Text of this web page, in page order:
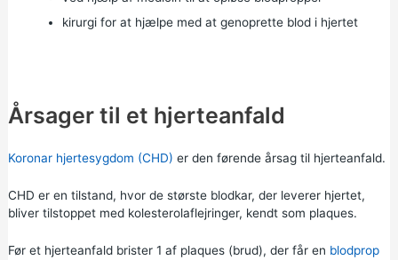
kirurgi for at hjælpe med at genoprette blod i hjertet
Årsager til et hjerteanfald
Koronar hjertesygdom (CHD) er den førende årsag til hjerteanfald.
CHD er en tilstand, hvor de største blodkar, der leverer hjertet,
bliver tilstoppet med kolesterolaflejringer, kendt som plaques.
Før et hjerteanfald brister 1 af plaques (brud), der får en blodprop